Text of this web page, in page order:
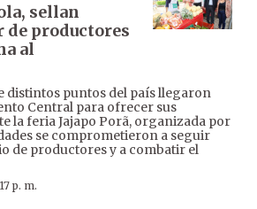
sellan
de productores
al
distintos puntos del país llegaron
Central para ofrecer sus
la feria Jajapo Porã, organizada por
se comprometieron a seguir
de productores y a combatir el
p. m.